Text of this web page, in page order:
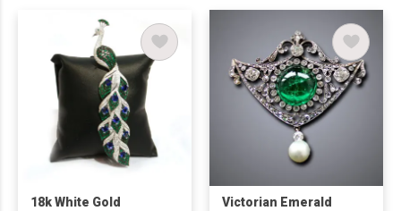
18k White Gold
Victorian Emerald